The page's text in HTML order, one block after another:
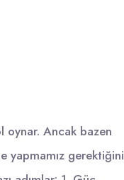
oynar. Ancak bazen
yapmamız gerektiğini